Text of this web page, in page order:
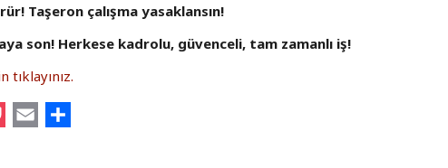
Taşeron çalışma yasaklansın!
son! Herkese kadrolu, güvenceli, tam zamanlı iş!
tıklayınız.
Pocket Email